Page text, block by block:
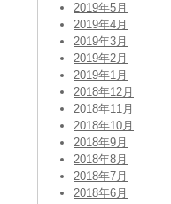
2019年5月
2019年4月
2019年3月
2019年2月
2019年1月
2018年12月
2018年11月
2018年10月
2018年9月
2018年8月
2018年7月
2018年6月